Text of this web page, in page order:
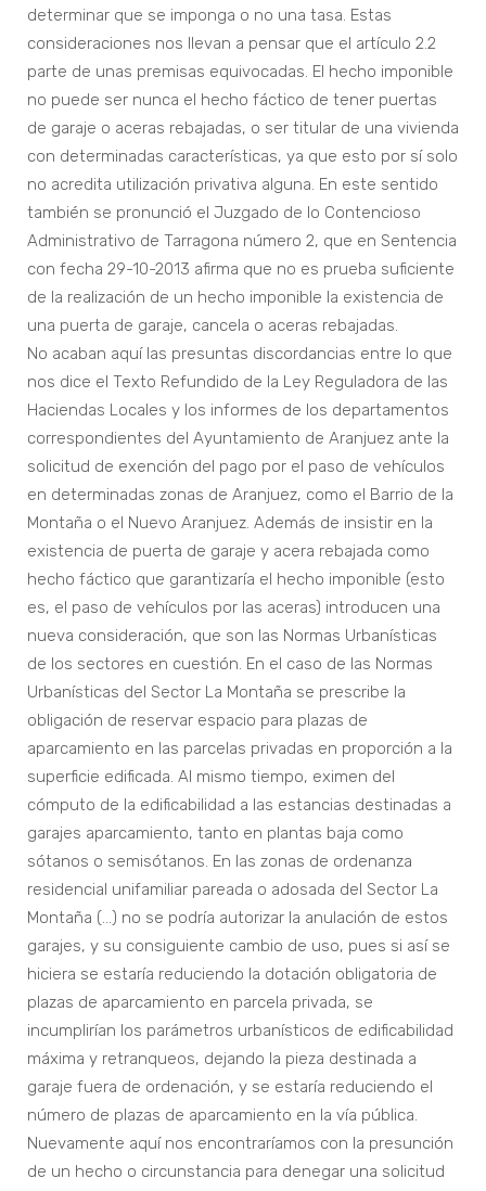
determinar que se imponga o no una tasa. Estas
consideraciones nos llevan a pensar que el artículo 2.2
parte de unas premisas equivocadas. El hecho imponible
no puede ser nunca el hecho fáctico de tener puertas
de garaje o aceras rebajadas, o ser titular de una vivienda
con determinadas características, ya que esto por sí solo
no acredita utilización privativa alguna. En este sentido
también se pronunció el Juzgado de lo Contencioso
Administrativo de Tarragona número 2, que en Sentencia
con fecha 29-10-2013 afirma que no es prueba suficiente
de la realización de un hecho imponible la existencia de
una puerta de garaje, cancela o aceras rebajadas.
No acaban aquí las presuntas discordancias entre lo que
nos dice el Texto Refundido de la Ley Reguladora de las
Haciendas Locales y los informes de los departamentos
correspondientes del Ayuntamiento de Aranjuez ante la
solicitud de exención del pago por el paso de vehículos
en determinadas zonas de Aranjuez, como el Barrio de la
Montaña o el Nuevo Aranjuez. Además de insistir en la
existencia de puerta de garaje y acera rebajada como
hecho fáctico que garantizaría el hecho imponible (esto
es, el paso de vehículos por las aceras) introducen una
nueva consideración, que son las Normas Urbanísticas
de los sectores en cuestión. En el caso de las Normas
Urbanísticas del Sector La Montaña se prescribe la
obligación de reservar espacio para plazas de
aparcamiento en las parcelas privadas en proporción a la
superficie edificada. Al mismo tiempo, eximen del
cómputo de la edificabilidad a las estancias destinadas a
garajes aparcamiento, tanto en plantas baja como
sótanos o semisótanos. En las zonas de ordenanza
residencial unifamiliar pareada o adosada del Sector La
Montaña (…) no se podría autorizar la anulación de estos
garajes, y su consiguiente cambio de uso, pues si así se
hiciera se estaría reduciendo la dotación obligatoria de
plazas de aparcamiento en parcela privada, se
incumplirían los parámetros urbanísticos de edificabilidad
máxima y retranqueos, dejando la pieza destinada a
garaje fuera de ordenación, y se estaría reduciendo el
número de plazas de aparcamiento en la vía pública.
Nuevamente aquí nos encontraríamos con la presunción
de un hecho o circunstancia para denegar una solicitud